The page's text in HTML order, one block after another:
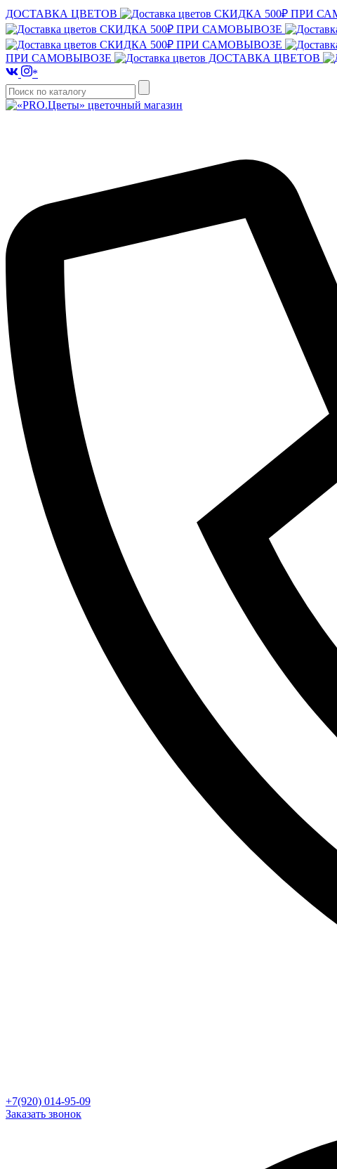
ДОСТАВКА ЦВЕТОВ СКИДКА 500₽ ПРИ
СКИДКА 500₽ ПРИ САМОВЫВОЗЕ
СКИДКА 500₽ ПРИ САМОВЫВОЗЕ
ПРИ САМОВЫВОЗЕ
ДОСТАВКА ЦВЕТОВ
*
+7(920) 014-95-09
Заказать звонок